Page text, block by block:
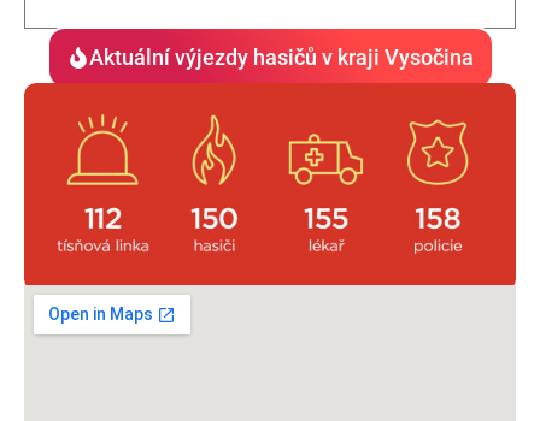
Aktuální výjezdy hasičů v kraji Vysočina